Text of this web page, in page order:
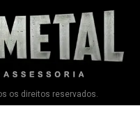
os direitos reservados.